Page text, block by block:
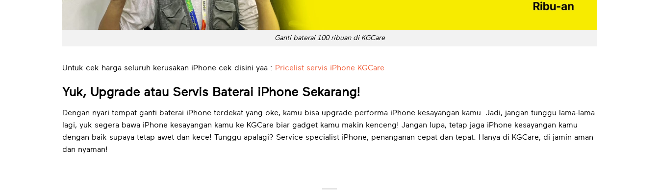
Ganti baterai 100 ribuan di KGCare
Untuk cek harga seluruh kerusakan iPhone cek disini yaa : Pricelist servis iPhone KGCare
Yuk, Upgrade atau Servis Baterai iPhone Sekarang!
Dengan nyari tempat ganti baterai iPhone terdekat yang oke, kamu bisa upgrade performa iPhone kesayangan kamu. Jadi, jangan tunggu lama-lama
lagi, yuk segera bawa iPhone kesayangan kamu ke KGCare biar gadget kamu makin kenceng! Jangan lupa, tetap jaga iPhone kesayangan kamu
dengan baik supaya tetap awet dan kece! Tunggu apalagi? Service specialist iPhone, penanganan cepat dan tepat. Hanya di KGCare, di jamin aman
dan nyaman!